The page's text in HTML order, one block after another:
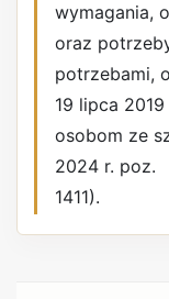
wymagania,
oraz
potrzebami,
19 lipca
osobom ze
2024 r. poz.
1411).